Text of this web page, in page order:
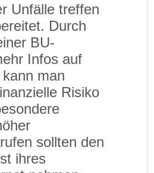
Unfälle treffen
Durch
BU-
Infos auf
man
Risiko
sollten den
ihres